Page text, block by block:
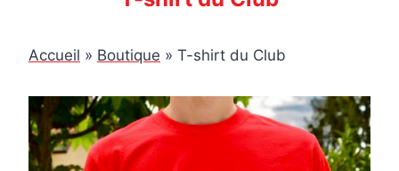
Accueil » Boutique » T-shirt du Club